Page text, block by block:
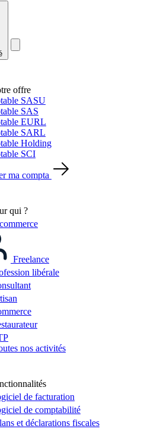
offre
SASU
SAS
EURL
SARL
Holding
SCI
ma compta
qui ?
Freelance
libérale
nos activités
de facturation
de comptabilité
et déclarations fiscales